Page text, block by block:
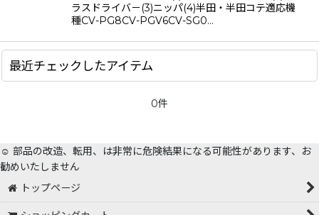
ラスドライバ－(3)ニッパ(4)半田・半田コテ適応機
種CV-PG8CV-PGV6CV-SG0…
最近チェックしたアイテム
0件
☺️ 部品の改造、転用、は非常に危険結果になる可能性があります、お
勧めいたしません
トップページ